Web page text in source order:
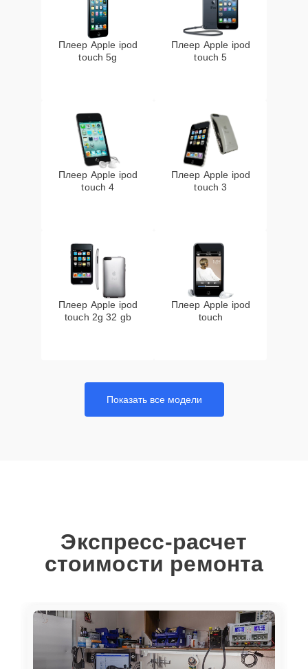
Плеер Apple ipod
touch 5g
Плеер Apple ipod
touch 5
Плеер Apple ipod
touch 4
Плеер Apple ipod
touch 3
Плеер Apple ipod
touch 2g 32 gb
Плеер Apple ipod
touch
Показать все модели
Экспресс-расчет
стоимости ремонта